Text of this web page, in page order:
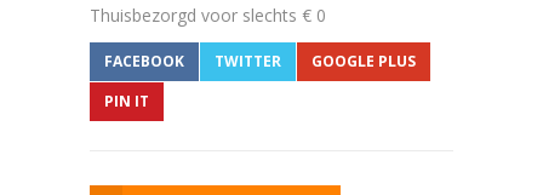
Thuisbezorgd voor slechts € 0
FACEBOOK TWITTER
GOOGLE PLUS
PIN IT